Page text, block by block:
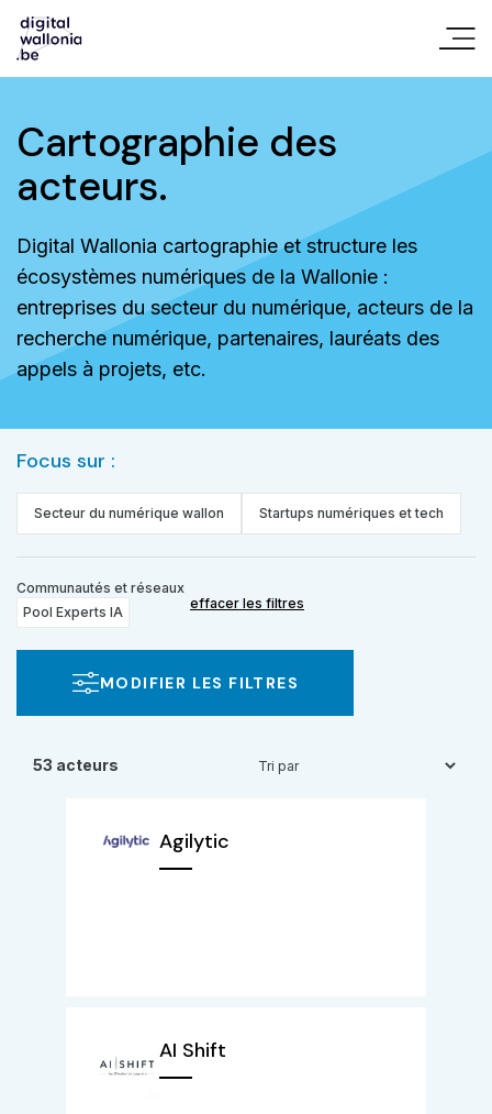
Cartographie des
acteurs.
Digital Wallonia cartographie et structure les
écosystèmes numériques de la Wallonie :
entreprises du secteur du numérique, acteurs de la
recherche numérique, partenaires, lauréats des
appels à projets, etc.
Focus sur :
Secteur du numérique wallon Startups numériques et tech
Communautés et réseaux
Pool Experts IA
effacer les filtres
MODIFIER LES FILTRES
53 acteurs
Agilytic
AI Shift